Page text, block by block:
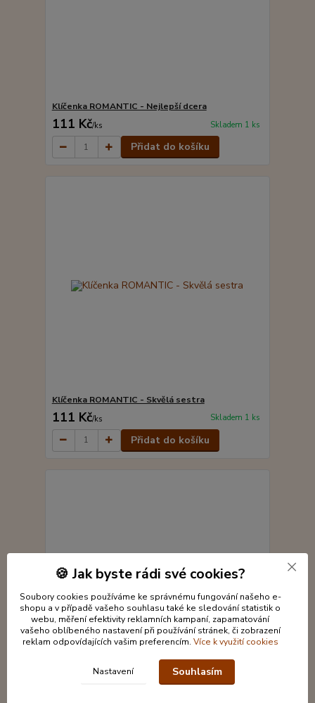
Klíčenka ROMANTIC - Nejlepší dcera
111 Kč/ks Skladem 1 ks
Přidat do košíku
Klíčenka ROMANTIC - Skvělá sestra
111 Kč/ks Skladem 1 ks
Přidat do košíku
🍪 Jak byste rádi své cookies?
Soubory cookies používáme ke správnému fungování našeho e-
shopu a v případě vašeho souhlasu také ke sledování statistik o
webu, měření efektivity reklamních kampaní, zapamatování
vašeho oblíbeného nastavení při používání stránek, či zobrazení
reklam odpovídajících vašim preferencím. Více k využití cookies
Nastavení Souhlasím